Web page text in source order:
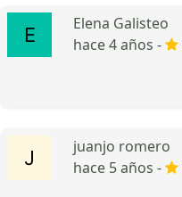
Elena Galisteo
hace 4 años -
juanjo romero
hace 5 años -